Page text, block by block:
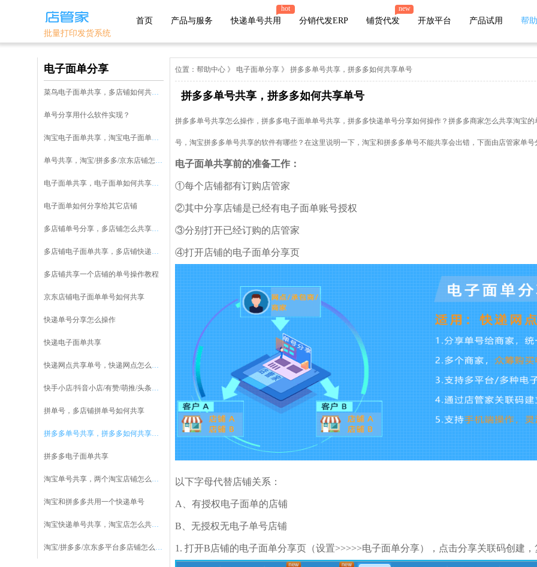
批量打印发货系统
首页 产品与服务
主流平台
1688 淘宝
淘宝特卖 天猫
京东 拼多多
抖店-即时零
快手小店 淘工厂
开放平台 淘宝买菜
自助版
优选平台
抖店分销代
店管家厂商
鲁班系统 火山小视频 萌推 贝贝 云集
微信小商店 爱库存
团好货 快团团
快递单号共用
hot
分销代发ERP 铺货代发
new
开放平台 产品试用 帮
电子面单分享
菜鸟电子面单共享，多店铺如何共享菜鸟电子面单
单号分享用什么软件实现？
淘宝电子面单共享，淘宝电子面单怎么分享给其它店铺
单号共享，淘宝/拼多多/京东店铺怎么共享单号
电子面单共享，电子面单如何共享单号
电子面单如何分享给其它店铺
多店铺单号分享，多店铺怎么共享单号
多店铺电子面单共享，多店铺快递单号分享教程
多店铺共享一个店铺的单号操作教程
京东店铺电子面单单号如何共享
快递单号分享怎么操作
快递电子面单共享
快递网点共享单号，快递网点怎么把单号分享给商家
快手小店/抖音小店/有赞/萌推/头条小店怎么共享单号
拼单号，多店铺拼单号如何共享
拼多多单号共享，拼多多如何共享单号
拼多多电子面单共享
淘宝单号共享，两个淘宝店铺怎么共享快递单号
淘宝和拼多多共用一个快递单号
淘宝快递单号共享，淘宝店怎么共享快递单号
淘宝/拼多多/京东多平台多店铺怎么分享单号
位置： 帮助中心 》 电子面单分享 》 拼多多单号共享，拼多多如何共享单号
拼多多单号共享，拼多多如何共享单号
拼多多单号共享怎么操作，拼多多电子面单单号共享，拼多多快递单号分享如何操作？拼多多商家怎么共享淘宝
号，淘宝拼多多单号共享的软件有哪些？在这里说明一下，淘宝和拼多多单号不能共享会出错，下面由店管家单
电子面单共享前的准备工作：
①每个店铺都有订购店管家
②其中分享店铺是已经有电子面单账号授权
③分别打开已经订购的店管家
④打开店铺的电子面单分享页
以下字母代替店铺关系：
A 、有授权电子面单的店铺
B 、无授权无电子单号店铺
1. 打开B店铺的电子面单分享页（设置>>>>>电子面单分享），点击分享关联码创建，